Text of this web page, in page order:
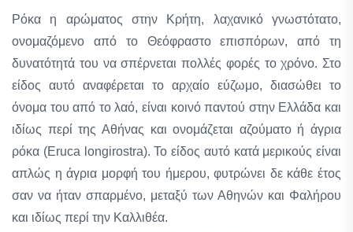
Ρόκα η αρώματος στην Κρήτη, λαχανικό γνωστότατο,
ονομαζόμενο από το Θεόφραστο επισπόρων, από τη
δυνατότητά του να σπέρνεται πολλές φορές το χρόνο. Στο
είδος αυτό αναφέρεται το αρχαίο εύζωμο, διασώθει το
όνομα του από το λαό, είναι κοινό παντού στην Ελλάδα και
ιδίως περί της Αθήνας και ονομάζεται αζούματο ή άγρια
ρόκα (Eruca longirostra). Το είδος αυτό κατά μερικούς είναι
απλώς η άγρια μορφή του ήμερου, φυτρώνει δε κάθε έτος
σαν να ήταν σπαρμένο, μεταξύ των Αθηνών και Φαλήρου
και ιδίως περί την Καλλιθέα.